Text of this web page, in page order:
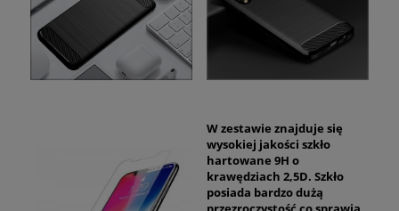
W zestawie znajduje się
wysokiej jakości szkło
hartowane 9H o
krawędziach 2,5D. Szkło
posiada bardzo dużą